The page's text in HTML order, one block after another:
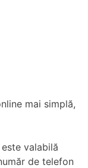
mai simplă,
valabilă
de telefon